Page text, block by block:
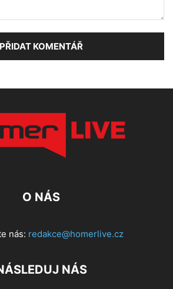
O NÁS
nás: redakce@homerlive.cz
NÁS